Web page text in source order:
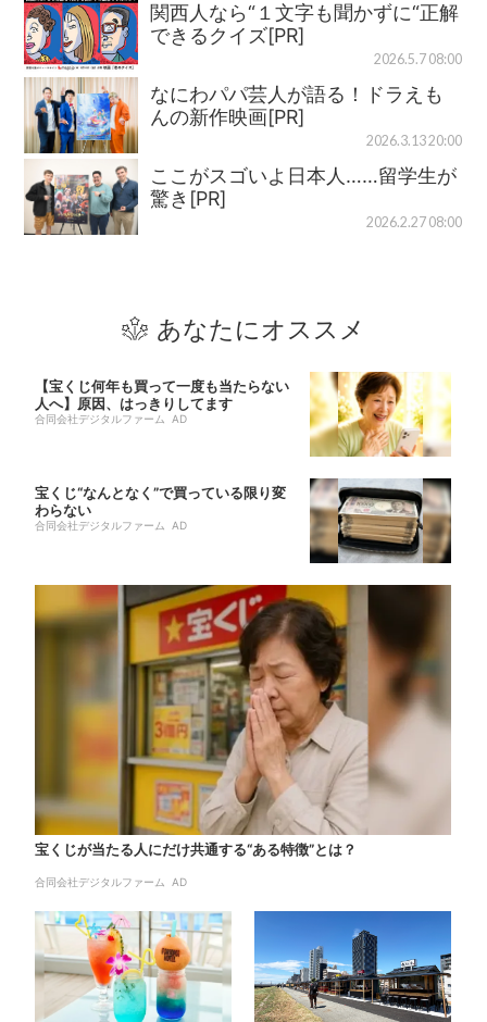
関西人なら“１文字も聞かずに“正解
できるクイズ[PR]
2026.5.7 08:00
なにわパパ芸人が語る！ドラえも
んの新作映画[PR]
2026.3.13 20:00
ここがスゴいよ日本人……留学生が
驚き[PR]
2026.2.27 08:00
あなたにオススメ
【宝くじ何年も買って一度も当たらない
人へ】原因、はっきりしてます
合同会社デジタルファーム AD
宝くじ“なんとなく”で買っている限り変
わらない
合同会社デジタルファーム AD
宝くじが当たる人にだけ共通する“ある特徴”とは？
合同会社デジタルファーム AD